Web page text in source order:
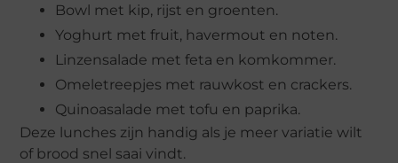
Bowl met kip, rijst en groenten.
Yoghurt met fruit, havermout en noten.
Linzensalade met feta en komkommer.
Omeletreepjes met rauwkost en crackers.
Quinoasalade met tofu en paprika.
Deze lunches zijn handig als je meer variatie wilt
of brood snel saai vindt.